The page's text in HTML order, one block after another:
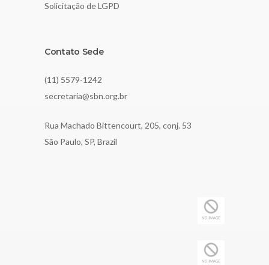
Solicitação de LGPD
Contato Sede
(11) 5579-1242
secretaria@sbn.org.br
Rua Machado Bittencourt, 205, conj. 53
São Paulo, SP, Brazil